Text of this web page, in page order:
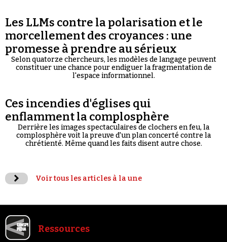
Les LLMs contre la polarisation et le
morcellement des croyances : une
promesse à prendre au sérieux
Selon quatorze chercheurs, les modèles de langage peuvent
constituer une chance pour endiguer la fragmentation de
l'espace informationnel.
Ces incendies d'églises qui
enflamment la complosphère
Derrière les images spectaculaires de clochers en feu, la
complosphère voit la preuve d'un plan concerté contre la
chrétienté. Même quand les faits disent autre chose.
Voir tous les articles à la une
Ressources